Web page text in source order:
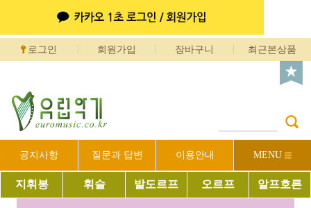
로그인 회원가입 장바구니 최근본상품
공지사항 질문과 답변 이용안내 MENU
지휘봉 휘슬 발도르프 오르프 알프호른